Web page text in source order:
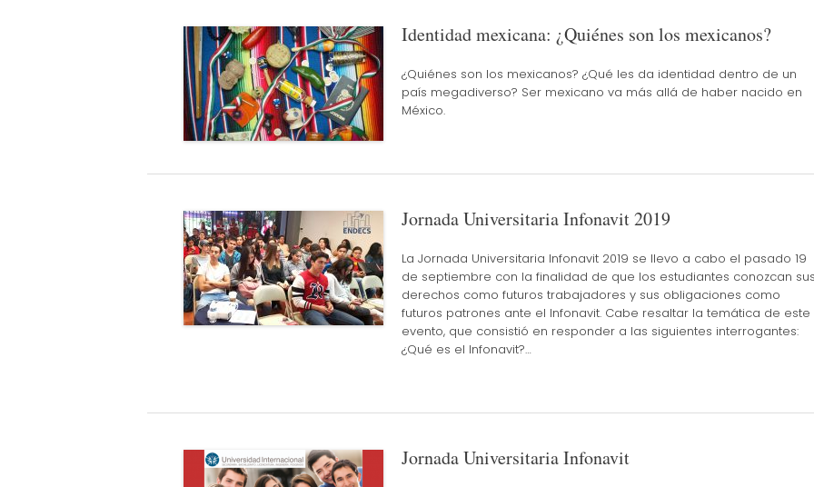
Identidad mexicana: ¿Quiénes son los mexicanos?
¿Quiénes son los mexicanos? ¿Qué les da identidad dentro de un
país megadiverso? Ser mexicano va más allá de haber nacido en
México.
Jornada Universitaria Infonavit 2019
La Jornada Universitaria Infonavit 2019 se llevo a cabo el pasado 19
de septiembre con la finalidad de que los estudiantes conozcan
derechos como futuros trabajadores y sus obligaciones como
futuros patrones ante el Infonavit. Cabe resaltar la temática de este
evento, que consistió en responder a las siguientes interrogantes:
¿Qué es el Infonavit?…
Jornada Universitaria Infonavit